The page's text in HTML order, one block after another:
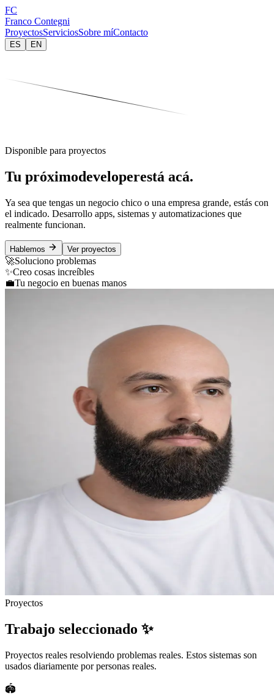
FC
Franco Contegni
ProyectosServiciosSobre míContacto
ES EN
Disponible para proyectos
Tu próximodeveloperestá acá.
Ya sea que tengas un negocio chico o una empresa grande, estás con
el indicado. Desarrollo apps, sistemas y automatizaciones que
realmente funcionan.
Hablemos Ver proyectos
🚀Soluciono problemas
✨Creo cosas increíbles
💼Tu negocio en buenas manos
Proyectos
Trabajo seleccionado ✨
Proyectos reales resolviendo problemas reales. Estos sistemas son
usados diariamente por personas reales.
🏟️